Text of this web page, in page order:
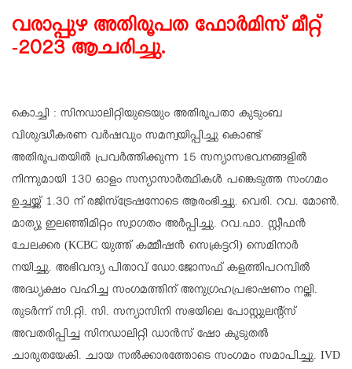
വരാപ്പുഴ അതിരൂപത ഫോർമിസ് മീറ്റ്
-2023 ആചരിച്ചു.
കൊച്ചി : സിനഡാലിറ്റിയുടെയും അതിരൂപതാ കുടുംബ
വിശുദ്ധീകരണ വർഷവും സമന്വയിപ്പിച്ചു കൊണ്ട്
അതിരൂപതയിൽ പ്രവർത്തിക്കുന്ന 15 സന്യാസഭവനങ്ങളിൽ
നിന്നുമായി 130 ഓളം സന്യാസാർത്ഥികൾ പങ്കെടുത്ത സംഗമം
ഉച്ചയ്ക്ക് 1.30 ന് രജിസ്ട്രേഷനോടെ ആരംഭിച്ചു. വെരി. റവ. മോൺ.
മാത്യൂ ഇലഞ്ഞിമിറ്റം സ്വാഗതം അർപ്പിച്ചു. റവ.ഫാ. സ്റ്റീഫൻ
ചേലക്കര (KCBC യുത്ത് കമ്മീഷൻ സെക്രട്ടറി) സെമിനാർ
നയിച്ചു. അഭിവന്ദ്യ പിതാവ്‌ ഡോ.ജോസഫ് കളത്തിപറമ്പിൽ
അദ്ധ്യക്ഷം വഹിച്ച സംഗമത്തിന് അനുഗ്രഹപ്രഭാഷണം നല്കി.
തുടർന്ന് സി.റ്റി. സി. സന്യാസിനി സഭയിലെ പോസ്റ്റുലന്റ്സ്
അവതരിപ്പിച്ച സിനഡാലിറ്റി ഡാൻസ് ഷോ കൂടുതൽ
ചാരുതയേകി. ചായ സൽക്കാരത്തോടെ സംഗമം സമാപിച്ചു. IVD